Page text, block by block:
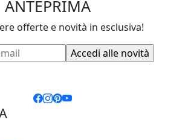
offerte e novità in esclusiva!